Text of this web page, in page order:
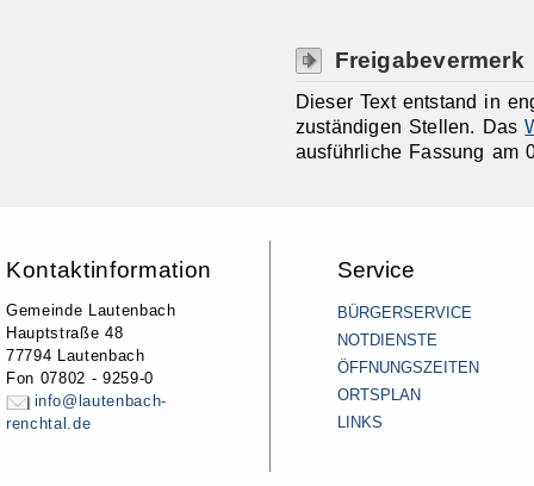
Freigabevermerk
Dieser Text entstand in
zuständigen Stellen. Das
ausführliche Fassung am
Kontaktinformation
Gemeinde Lautenbach
Hauptstraße 48
77794 Lautenbach
Fon 07802 - 9259-0
info@lautenbach-
renchtal.de
Service
BÜRGERSERVICE
NOTDIENSTE
ÖFFNUNGSZEITEN
ORTSPLAN
LINKS